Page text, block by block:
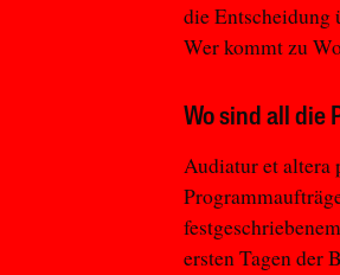
die Entscheidung
Wer kommt zu
Wo sind all die
Audiatur et altera
ersten Tagen der